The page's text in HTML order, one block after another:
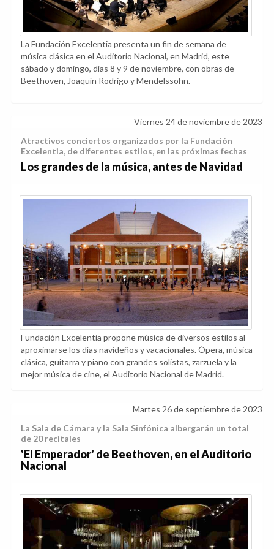
La Fundación Excelentia presenta un fin de semana de
música clásica en el Auditorio Nacional, en Madrid, este
sábado y domingo, días 8 y 9 de noviembre, con obras de
Beethoven, Joaquín Rodrigo y Mendelssohn.
Viernes 24 de noviembre de 2023
Atractivos conciertos organizados por la Fundación
Excelentia, de diferentes estilos, en las próximas fechas
Los grandes de la música, antes de Navidad
Fundación Excelentia propone música de diversos estilos al
aproximarse los días navideños y vacacionales. Ópera, música
clásica, guitarra y piano con grandes solistas, zarzuela y la
mejor música de cine, el Auditorio Nacional de Madrid.
Martes 26 de septiembre de 2023
La Sala de Cámara y la Sala Sinfónica albergarán un total
de 20 recitales
'El Emperador' de Beethoven, en el Auditorio
Nacional